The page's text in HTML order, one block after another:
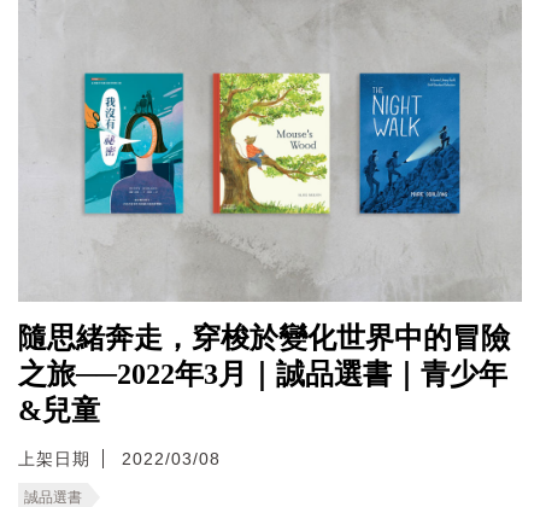
隨思緒奔走，穿梭於變化世界中的冒險
之旅──2022年3月｜誠品選書｜青少年
&兒童
上架日期 2022/03/08
誠品選書